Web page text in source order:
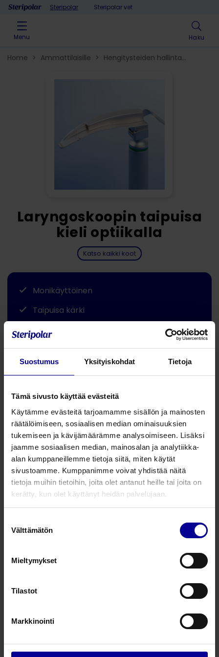
Suostumus Yksityiskohdat Tietoja
Tämä sivusto käyttää evästeitä
Käytämme evästeitä tarjoamamme sisällön ja mainosten
räätälöimiseen, sosiaalisen median ominaisuuksien
tukemiseen ja kävijämäärämme analysoimiseen. Lisäksi
jaamme sosiaalisen median, mainosalan ja analytiikka-
alan kumppaneillemme tietoja siitä, miten käytät
sivustoamme. Kumppanimme voivat yhdistää näitä
tietoja muihin tietoihin, joita olet antanut heille tai joita on
kerätty, kun olet käyttänyt heidän palvelujaan.
valinta
Välttämätön
Mieltymykset
Tilastot
Markkinointi
Skip to contentSteripolar Steripolar vet
Menu Haku
Home > Ammattilaisille > Hengitysteiden hallinta​
Monikäyttöinen
Taipuisa kieli optiikalla
Integroitu valonlähde
Taipuisa kärki epiglottiksen nostamiseen
Tuotenumero Tuotekuvaus
9000310030 Taipuisa laryngoskoopin kieli
9000310040 Taipuisa laryngoskoopin kieli
Kysy lisää tuotteesta
Laryngoskoopin taipuisa
kieli optiikalla
Katso kaikki koot
Monikäyttöinen
Taipuisa kärki
Jaa tämä